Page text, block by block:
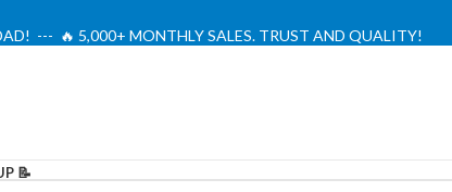
--- 🔥 5,000+ MONTHLY SALES. TRUST AND QUALITY!
📝